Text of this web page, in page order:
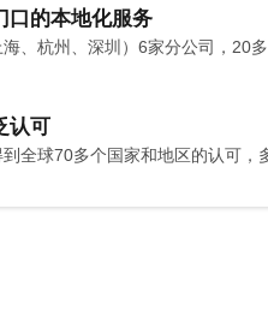
口的本地化服务
、杭州、深圳）6家分公司，20
认可
全球70多个国家和地区的认可